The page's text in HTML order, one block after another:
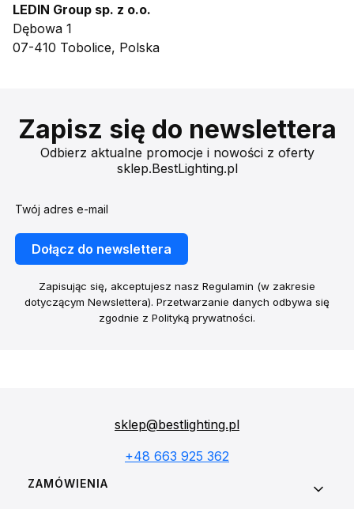
LEDIN Group sp. z o.o.
Dębowa 1
07-410 Tobolice, Polska
Zapisz się do newslettera
Odbierz aktualne promocje i nowości z oferty
sklep.BestLighting.pl
Twój adres e-mail
Dołącz do newslettera
Zapisując się, akceptujesz nasz Regulamin (w zakresie
dotyczącym Newslettera). Przetwarzanie danych odbywa się
zgodnie z Polityką prywatności.
sklep@bestlighting.pl
+48 663 925 362
Linki w stopce
ZAMÓWIENIA